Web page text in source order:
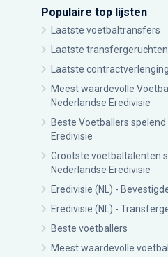
Populaire top lijsten
Laatste voetbaltransfers
Laatste transfergeruchten
Laatste
Meest waardevolle
Nederlandse Eredivisie
Beste Voetballers
Eredivisie
Grootste voetbaltalenten
Nederlandse Eredivisie
Eredivisie (NL) -
Eredivisie (NL) -
Beste voetballers
Meest waardevolle